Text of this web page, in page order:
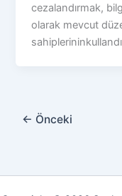
cezalandırmak,
olarak mevcut
← Önceki